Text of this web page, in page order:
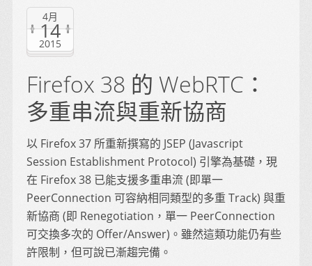
4月
14
2015
Firefox 38 的 WebRTC：
多重串流與重新協商
以 Firefox 37 所重新撰寫的 JSEP (Javascript
Session Establishment Protocol) 引擎為基礎，現
在 Firefox 38 已能支援多重串流 (即單一
PeerConnection 可容納相同類型的多重 Track) 與重
新協商 (即 Renegotiation，單一 PeerConnection
可交換多次的 Offer/Answer)。雖然這類功能仍有些
許限制，但可說已漸趨完備。